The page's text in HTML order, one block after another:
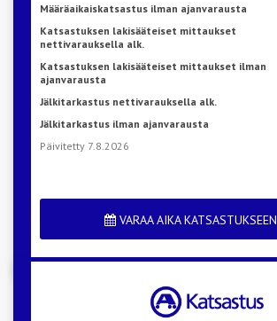
Määräaikaiskatsastus ilman ajanvarausta
Katsastuksen lakisääteiset mittaukset
nettivarauksella alk.
Katsastuksen lakisääteiset mittaukset ilman
ajanvarausta
Jälkitarkastus nettivarauksella alk.
Jälkitarkastus ilman ajanvarausta
Päivitetty 7.8.2026
VARAA AIKA KATSASTUKSEEN